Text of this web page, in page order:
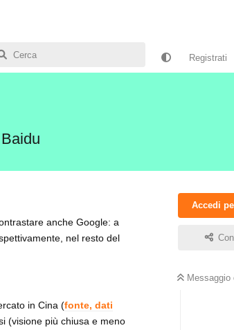
Registrati
Accedi
Messaggio
anche Google: a
nel resto del
in Cina (fonte, dati
(visione più chiusa e meno